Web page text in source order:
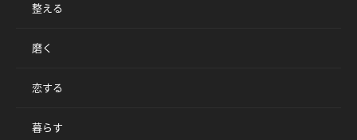
整える
磨く
恋する
暮らす